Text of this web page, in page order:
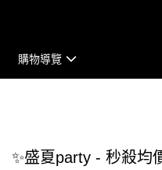
購物導覽
✨盛夏party - 秒殺均